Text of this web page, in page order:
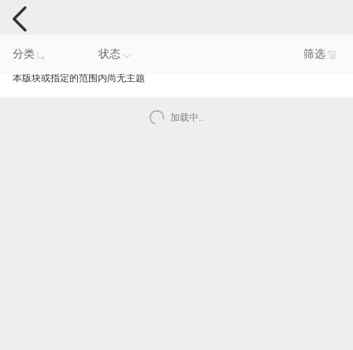
手机反馈
分类 状态 筛选
本版块或指定的范围内尚无主题
加载中..